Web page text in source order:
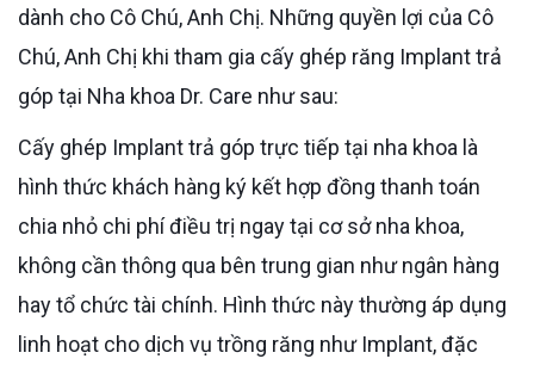
dành cho Cô Chú, Anh Chị. Những quyền lợi của Cô
Chú, Anh Chị khi tham gia cấy ghép răng Implant trả
góp tại Nha khoa Dr. Care như sau:
Cấy ghép Implant trả góp trực tiếp tại nha khoa là
hình thức khách hàng ký kết hợp đồng thanh toán
chia nhỏ chi phí điều trị ngay tại cơ sở nha khoa,
không cần thông qua bên trung gian như ngân hàng
hay tổ chức tài chính. Hình thức này thường áp dụng
linh hoạt cho dịch vụ trồng răng như Implant, đặc